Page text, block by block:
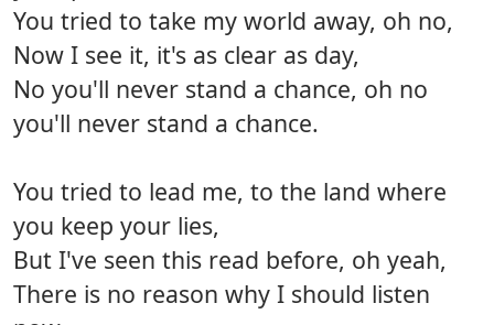
You tried to take my world away, oh no,
Now I see it, it's as clear as day,
No you'll never stand a chance, oh no
you'll never stand a chance.
You tried to lead me, to the land where
you keep your lies,
But I've seen this read before, oh yeah,
There is no reason why I should listen